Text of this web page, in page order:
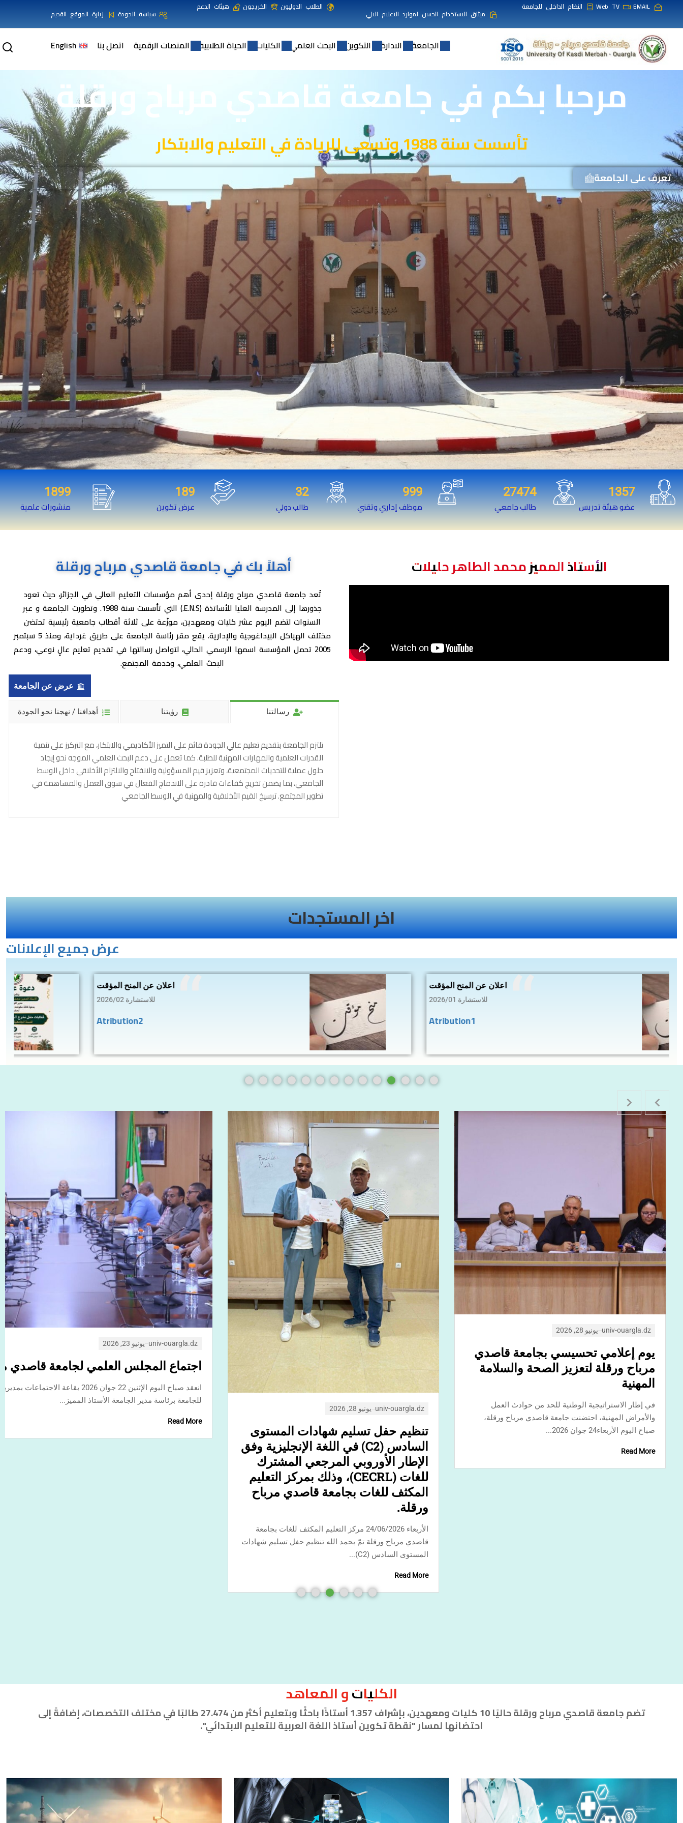
ميثاق الاستخدام الحسن لموارد الاعلام الالي
EMAIL
Web TV النظام الداخلي للجامعة الطلاب الدوليون الخريجون هيئات الدعم
سياسة الجودة زيارة الموقع القديم
الجامعة الادارة التكوين البحث العلمي الكليات الحياة الطلابية المنصات الرقمية اتصل بنا English
مرحبا بكم في جامعة قاصدي مرباح ورقلة
تأسست سنة 1988 وتسعى للريادة في التعليم والابتكار
تعرف على الجامعة
1357
عضو هيئة تدريس
27474
طالب جامعي
999
موظف إداري وتقني
32
طالب دولي
189
عرض تكوين
1899
منشورات علمية
الأستاذ المميز محمد الطاهر حليلات أهلاً بك في جامعة قاصدي مرباح ورقلة
تُعد جامعة قاصدي مرباح ورقلة إحدى أهم مؤسسات التعليم العالي في الجزائر، حيث تعود
جذورها إلى المدرسة العليا للأساتذة (E.N.S.) التي تأسست سنة 1988. وتطورت الجامعة و عبر
السنوات لتضم اليوم عشر كليات ومعهدين، موزّعة على ثلاثة أقطاب جامعية رئيسية تحتضن
مختلف الهياكل البيداغوجية والإدارية. يقع مقر رئاسة الجامعة على طريق غرداية، ومنذ 5 سبتمبر
2005 تحمل المؤسسة اسمها الرسمي الحالي، لتواصل رسالتها في تقديم تعليم عالٍ نوعي، ودعم
البحث العلمي، وخدمة المجتمع.
عرض عن الجامعة
رسالتنا رؤيتنا أهدافنا / نهجنا نحو الجودة
تلتزم الجامعة بتقديم تعليم عالي الجودة قائم على التميز الأكاديمي والابتكار، مع التركيز على تنمية
القدرات العلمية والمهارات المهنية للطلبة. كما تعمل على دعم البحث العلمي الموجه نحو إيجاد
حلول عملية للتحديات المجتمعية، وتعزيز قيم المسؤولية والانفتاح والالتزام الأخلاقي داخل الوسط
الجامعي، بما يضمن تخريج كفاءات قادرة على الاندماج الفعال في سوق العمل والمساهمة في
تطوير المجتمع. ترسيخ القيم الأخلاقية والمهنية في الوسط الجامعي
اخر المستجدات
عرض جميع الإعلانات
اعلان عن المنح المؤقت
Atribution2
دعوة عامة
2025/2026 لحضور فعاليات حفل تخرج الطلبة المتفوقين
univ-ouargla.dz يونيو 28, 2026
تنظيم حفل تسليم شهادات المستوى
univ-ouargla.dz يونيو 23, 2026
اجتماع المجلس العلمي لجامعة
قاصدي مرباح ورقلة
انعقد صباح اليوم الإثنين 22 جوان 2026 بقاعة الاجتماعات
مدير الجامعة الأستاذ المميز...
Read More
univ-ouargla.dz يونيو 23, 2026
تكريم الطلبة المتفوقين والمتميزين
2025/2026
الختامي للسنة الجامعية 2025/2026، بحضور مدير...
Read More
الكليات و المعاهد
تضم جامعة قاصدي مرباح ورقلة حاليًا 10 كليات ومعهدين، بإشراف 1.357 أستاذًا باحثًا وبتعليم أكثر من 27.474 طالبًا في مختلف التخصصات، إضافةً إلى
احتضانها لمسار "نقطة تكوين أستاذ اللغة العربية للتعليم الابتدائي".